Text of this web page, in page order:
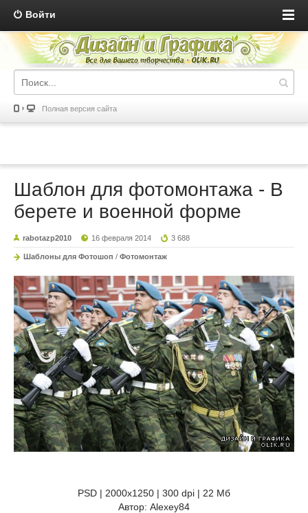
Войти
Полная версия сайта
Шаблон для фотомонтажа - В
берете и военной форме
rabotazp2010 16 февраля 2014 3 688
Шаблоны для Фотошоп / Фотомонтаж
PSD | 2000x1250 | 300 dpi | 22 Мб
Автор: Alexey84